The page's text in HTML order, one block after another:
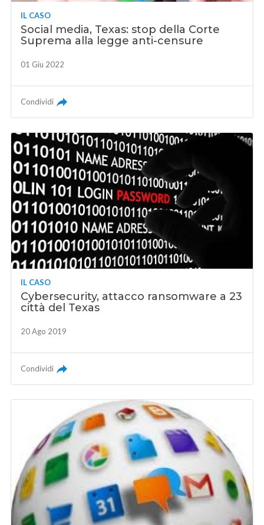
IL CASO
Social media, Texas: stop della Corte
Suprema alla legge anti-censure
01 Giu 2022
Condividi
IL CASO
Cybersecurity, attacco ransomware a 23
città del Texas
20 Ago 2019
Condividi